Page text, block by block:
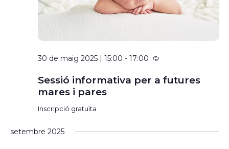
30 de maig 2025 | 15:00 - 17:00
Sessió informativa per a futures
mares i pares
Inscripció gratuïta
setembre 2025